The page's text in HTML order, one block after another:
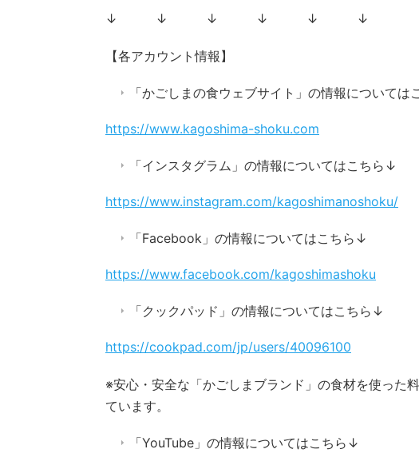
↓ ↓ ↓ ↓ ↓ ↓
【各アカウント情報】
「かごしまの食ウェブサイト」の情報については
https://www.kagoshima-shoku.com
「インスタグラム」の情報についてはこちら↓
https://www.instagram.com/kagoshimanoshoku/
「Facebook」の情報についてはこちら↓
https://www.facebook.com/kagoshimashoku
「クックパッド」の情報についてはこちら↓
https://cookpad.com/jp/users/40096100
※安心・安全な「かごしまブランド」の食材を使った
ています。
「YouTube」の情報についてはこちら↓